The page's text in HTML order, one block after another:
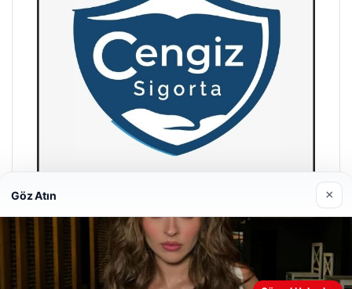
Hastaş Beton
Web sitemizi nasıl kullandığınızı daha iyi anlayabilmek,
Göz Atın ×